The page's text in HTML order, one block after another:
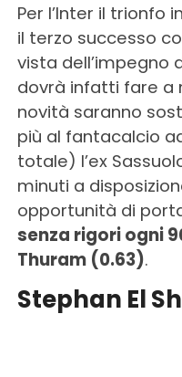
Per l’Inter il trionfo
il terzo successo
vista dell’impegno
dovrà infatti fare a
novità saranno
più al fantacalcio
totale) l’ex
minuti a
opportunità di
senza rigori ogni
Thuram (0.63).
Stephan El